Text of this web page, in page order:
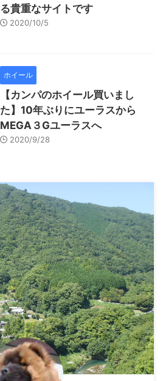
る貴重なサイトです
2020/10/5
ホイール
【カンパのホイール買いまし
た】10年ぶりにユーラスから
MEGA３Gユーラスへ
2020/9/28